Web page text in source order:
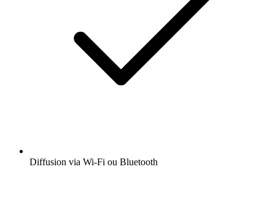
Diffusion via Wi-Fi ou Bluetooth